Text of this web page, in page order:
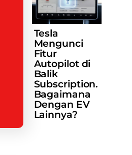
Tesla
Mengunci
Fitur
Autopilot di
Balik
Subscription.
Bagaimana
Dengan EV
Lainnya?